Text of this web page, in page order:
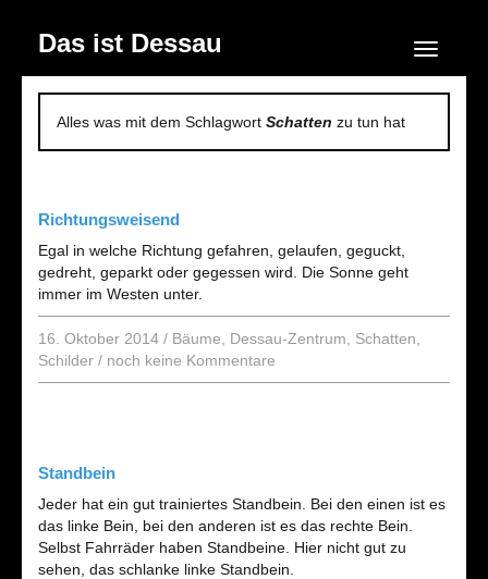
Das ist Dessau Navigation
Alles was mit dem Schlagwort Schatten zu tun hat
Richtungsweisend
Egal in welche Richtung gefahren, gelaufen, geguckt,
gedreht, geparkt oder gegessen wird. Die Sonne geht
immer im Westen unter.
16. Oktober 2014 / Bäume Dessau-Zentrum Schatten
Schilder / noch keine Kommentare
Standbein
Jeder hat ein gut trainiertes Standbein. Bei den einen ist es
das linke Bein, bei den anderen ist es das rechte Bein.
Selbst Fahrräder haben Standbeine. Hier nicht gut zu
sehen, das schlanke linke Standbein.